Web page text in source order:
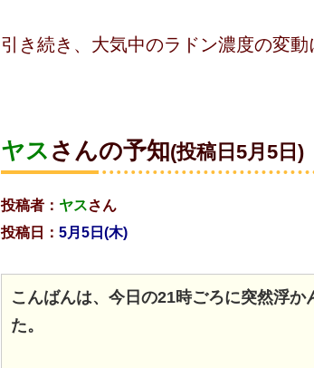
引き続き、大気中のラドン濃度の変
ヤス さんの予知(投稿日5月5日)
投稿者： ヤスさん
投稿日： 5月5日(木)
こんばんは、今日の21時ごろに突然浮
た。